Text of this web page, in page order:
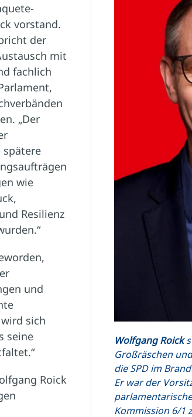
vorstand.
der
mit
fachlich
„Der
spätere
wie
Resilienz
und
sich
seine
Roick
Wolfgang Roick
Großräschen
die SPD im
Er war der
Kommission 6/1